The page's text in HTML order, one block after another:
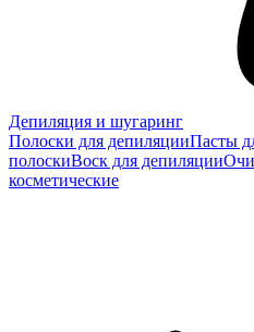
Депиляция и шугаринг
Полоски для депиляцииПасты
полоскиВоск для депиляции
косметические